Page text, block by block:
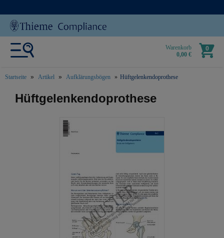
Warenkorb
0,00 €
0
Startseite Artikel Aufklärungsbögen Hüftgelenkendoprothese
text.skipToContent
text.skipToNavigation
Hüftgelenkendoprothese